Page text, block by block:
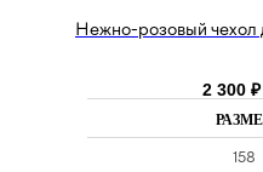
Нежно-розовый чехол
2 300 ₽
158